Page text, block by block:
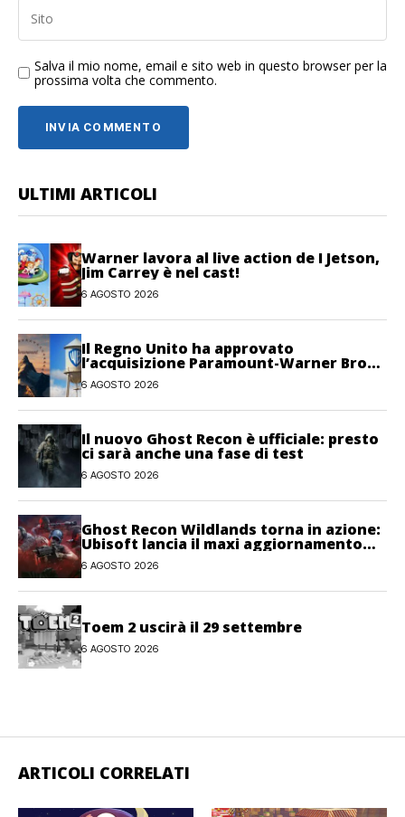
Salva il mio nome, email e sito web in questo browser per la
prossima volta che commento.
ULTIMI ARTICOLI
Warner lavora al live action de I Jetson,
Jim Carrey è nel cast!
6 AGOSTO 2026
Il Regno Unito ha approvato
l’acquisizione Paramount-Warner Bros
Discovery
6 AGOSTO 2026
Il nuovo Ghost Recon è ufficiale: presto
ci sarà anche una fase di test
6 AGOSTO 2026
Ghost Recon Wildlands torna in azione:
Ubisoft lancia il maxi aggiornamento
gratuito Last Rites
6 AGOSTO 2026
Toem 2 uscirà il 29 settembre
6 AGOSTO 2026
ARTICOLI CORRELATI